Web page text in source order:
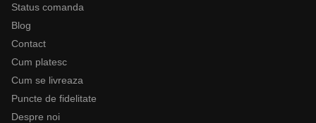
Status comanda
Blog
Contact
Cum platesc
Cum se livreaza
Puncte de fidelitate
Despre noi